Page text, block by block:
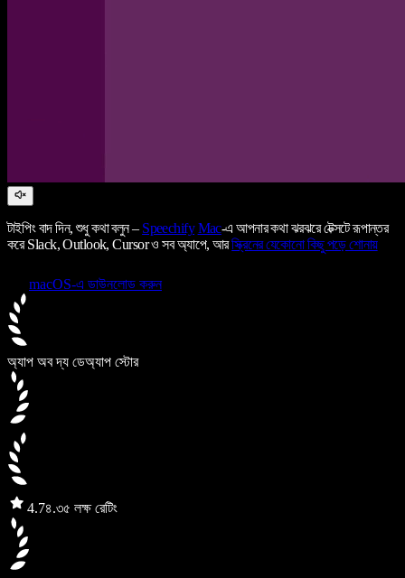
টাইপিং বাদ দিন, শুধু কথা বলুন – Speechify Mac-এ আপনার কথা ঝরঝরে টেক্সটে রূপান্তর
করে Slack, Outlook, Cursor ও সব অ্যাপে, আরস্ক্রিনের যেকোনো কিছু পড়ে শোনায়
macOS-এ ডাউনলোড করুন
অ্যাপ অব দ্য ডেঅ্যাপ স্টোর
4.7৪.৩৫ লক্ষ রেটিং